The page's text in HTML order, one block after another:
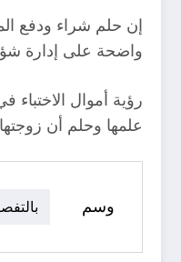
إن حلم شراء ودفع
واضحة على إدارة
رؤية أموال
علمها وحلم أن
وسم